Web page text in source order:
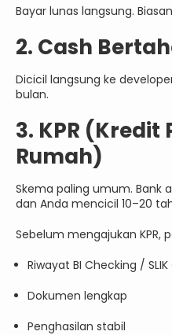
Bayar lunas langsung.
2. Cash
Dicicil langsung ke
bulan.
3. KPR (Kredit
Rumah)
Skema paling umum. Bank
dan Anda mencicil 10–20
Sebelum mengajukan KPR,
Riwayat BI Checking / SLIK
Dokumen lengkap
Penghasilan stabil